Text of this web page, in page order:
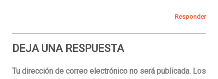
Responder
DEJA UNA RESPUESTA
Tu dirección de correo electrónico no será publicada. Los